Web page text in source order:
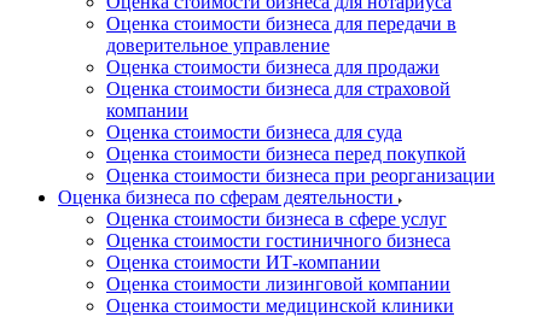
Оценка стоимости бизнеса для передачи в
доверительное управление
Оценка стоимости бизнеса для продажи
Оценка стоимости бизнеса для страховой
компании
Оценка стоимости бизнеса для суда
Оценка стоимости бизнеса перед покупкой
Оценка стоимости бизнеса при реорганизации
Оценка бизнеса по сферам деятельности
Оценка стоимости бизнеса в сфере услуг
Оценка стоимости гостиничного бизнеса
Оценка стоимости ИТ-компании
Оценка стоимости лизинговой компании
Оценка стоимости медицинской клиники